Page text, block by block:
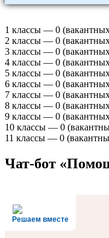
1 классы — 0
2 классы — 0
3 классы — 0
4 классы — 0
5 классы — 0
6 классы — 0
7 классы — 0
8 классы — 0
9 классы — 0
10 классы — 0
11 классы — 0
Чат-бот
Решаем вместе